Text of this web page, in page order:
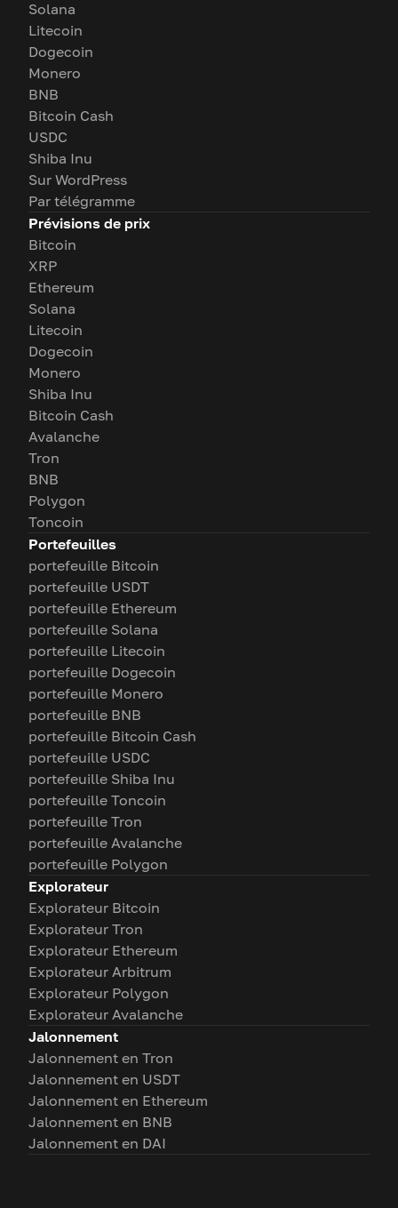
Solana
Litecoin
Dogecoin
Monero
BNB
Bitcoin Cash
USDC
Shiba Inu
Sur WordPress
Par télégramme
Prévisions de prix
Bitcoin
XRP
Ethereum
Solana
Litecoin
Dogecoin
Monero
Shiba Inu
Bitcoin Cash
Avalanche
Tron
BNB
Polygon
Toncoin
Portefeuilles
portefeuille Bitcoin
portefeuille USDT
portefeuille Ethereum
portefeuille Solana
portefeuille Litecoin
portefeuille Dogecoin
portefeuille Monero
portefeuille BNB
portefeuille Bitcoin Cash
portefeuille USDC
portefeuille Shiba Inu
portefeuille Toncoin
portefeuille Tron
portefeuille Avalanche
portefeuille Polygon
Explorateur
Explorateur Bitcoin
Explorateur Tron
Explorateur Ethereum
Explorateur Arbitrum
Explorateur Polygon
Explorateur Avalanche
Jalonnement
Jalonnement en Tron
Jalonnement en USDT
Jalonnement en Ethereum
Jalonnement en BNB
Jalonnement en DAI